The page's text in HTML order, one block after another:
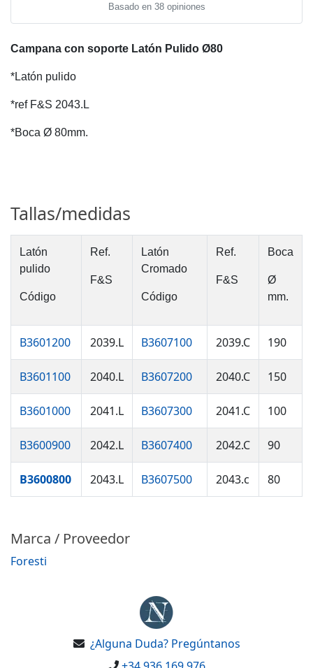
Basado en 38 opiniones
Campana con soporte Latón Pulido Ø80
*Latón pulido
*ref F&S 2043.L
*Boca Ø 80mm.
Tallas/medidas
Latón
pulido
Código
Ref.
F&S
Latón
Cromado
Código
Ref.
F&S
Boca
Ø
mm.
B3601200 2039.L B3607100 2039.C 190
B3601100 2040.L B3607200 2040.C 150
B3601000 2041.L B3607300 2041.C 100
B3600900 2042.L B3607400 2042.C 90
B3600800 2043.L B3607500 2043.c 80
Marca / Proveedor
Foresti
¿Alguna Duda? Pregúntanos